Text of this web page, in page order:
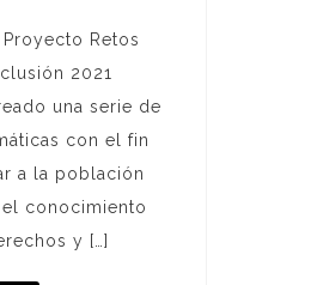
Retos
2021
una serie de
con el fin
a la población
conocimiento
y […]